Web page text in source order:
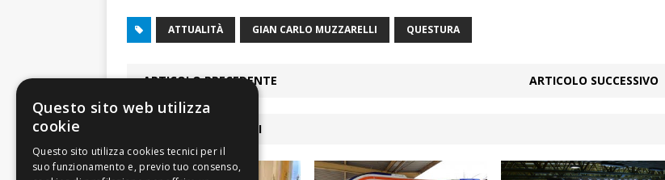
ATTUALITÀ GIAN CARLO MUZZARELLI QUESTURA
ARTICOLO PRECEDENTE ARTICOLO SUCCESSIVO
ARTICOLI COLLEGATI
Questo sito web utilizza
cookie